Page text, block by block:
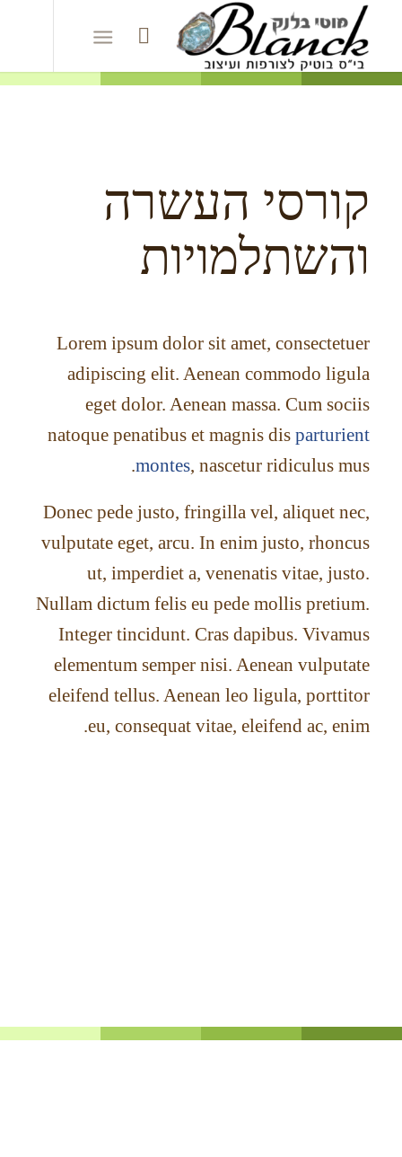
קורסי העשרה
והשתלמויות
Lorem ipsum dolor sit amet, consectetuer
adipiscing elit. Aenean commodo ligula
eget dolor. Aenean massa. Cum sociis
natoque penatibus et magnis disparturient
montes, nascetur ridiculus mus.
Donec pede justo, fringilla vel, aliquet nec,
vulputate eget, arcu. In enim justo, rhoncus
ut, imperdiet a, venenatis vitae, justo.
Nullam dictum felis eu pede mollis pretium.
Integer tincidunt. Cras dapibus. Vivamus
elementum semper nisi. Aenean vulputate
eleifend tellus. Aenean leo ligula, porttitor
eu, consequat vitae, eleifend ac, enim.